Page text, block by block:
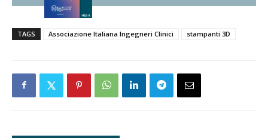
TAGS Associazione Italiana Ingegneri Clinici stampanti 3D